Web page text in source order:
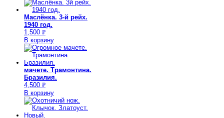
Маслёнка. 3-й рейх.
1940 год.
1,500 Р
УБ.
В корзину
мачете. Трамонтина.
Бразилия.
4,500 Р
УБ.
В корзину